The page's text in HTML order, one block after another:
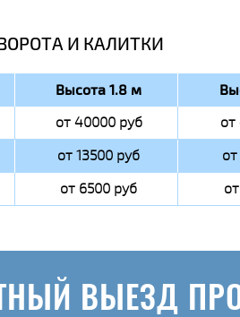
И КАЛИТКИ
Высота 1.8 м
от 40000 руб от
от 13500 руб
от 6500 руб
ВЫЕЗД